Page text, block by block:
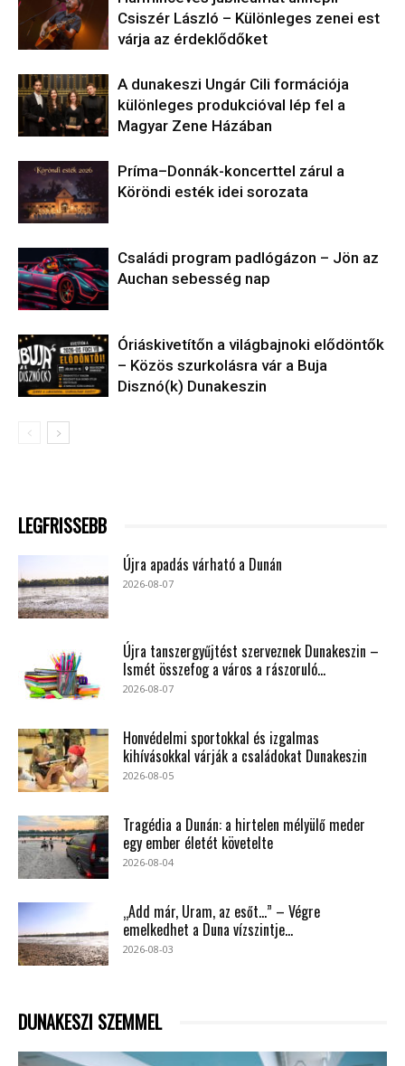
Csiszér László – Különleges zenei est
várja az érdeklődőket
A dunakeszi Ungár Cili formációja
különleges produkcióval lép fel a
Magyar Zene Házában
Príma–Donnák-koncerttel zárul a
Köröndi esték idei sorozata
Családi program padlógázon – Jön az
Auchan sebesség nap
Óriáskivetítőn a világbajnoki elődöntők
– Közös szurkolásra vár a Buja
Disznó(k) Dunakeszin
LEGFRISSEBB
Újra apadás várható a Dunán
2026-08-07
Újra tanszergyűjtést szerveznek Dunakeszin –
Ismét összefog a város a rászoruló...
2026-08-07
Honvédelmi sportokkal és izgalmas
kihívásokkal várják a családokat Dunakeszin
2026-08-05
Tragédia a Dunán: a hirtelen mélyülő meder
egy ember életét követelte
2026-08-04
„Add már, Uram, az esőt…” – Végre
emelkedhet a Duna vízszintje...
2026-08-03
DUNAKESZI SZEMMEL